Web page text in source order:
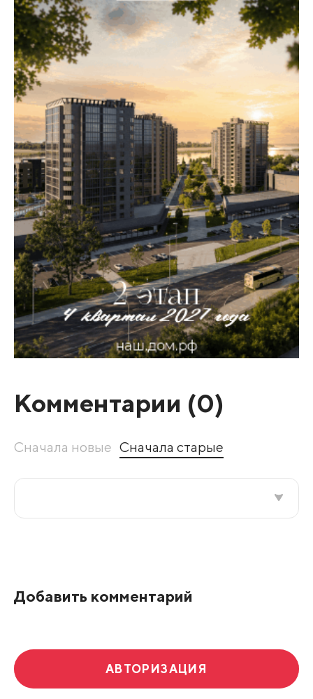
Комментарии (0)
Сначала новые Сначала старые
Добавить комментарий
АВТОРИЗАЦИЯ